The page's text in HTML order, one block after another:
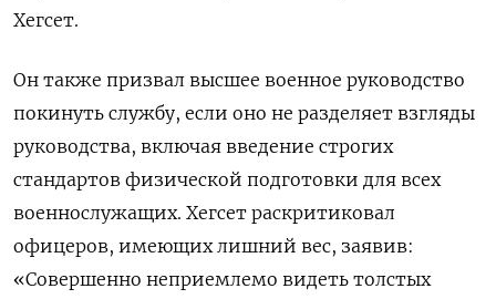
Хегсет.
Он также призвал высшее военное руководство
покинуть службу, если оно не разделяет взгляды
руководства, включая введение строгих
стандартов физической подготовки для всех
военнослужащих. Хегсет раскритиковал
офицеров, имеющих лишний вес, заявив:
«Совершенно неприемлемо видеть толстых